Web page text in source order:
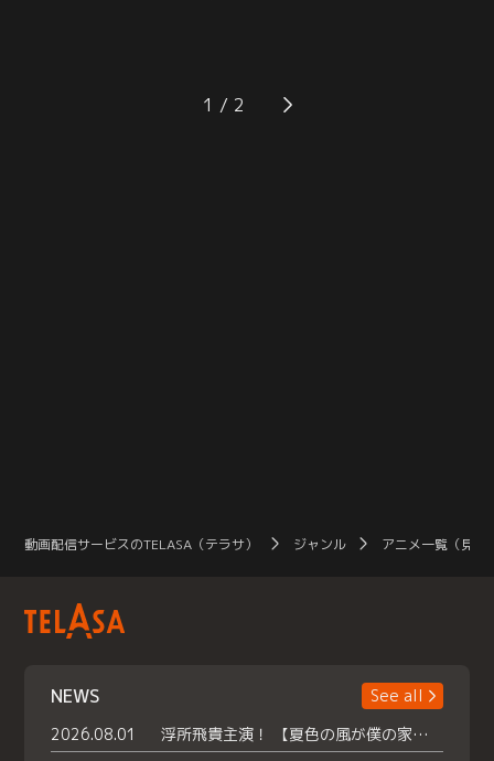
かなくも交差する幼い日の想い。あ
の日の空にもまた、粉雪が舞ってい
たゲッタとウシロウは、じっとして
いられずに…。【提供：バンダイチ
1
動画配信サービスのTELASA（テラサ） ジャンル アニメ一覧（見放
NEWS
See all
2026.08.01
浮所飛貴主演！ 【夏色の風が僕の家にやってきた】 本日よりテラサで独占配信スタート！